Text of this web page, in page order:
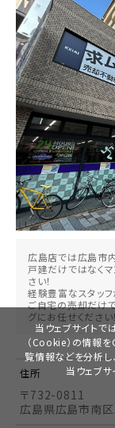
無
資料請求 見
広島店では広島市
戸建だけではなく
さい！
経験豊富なスタッフ
ご自宅の売却だけ
グにお任せください！
住所
〒732-0811
広島県広島市南
当ウェブサイトで
（Cookie）の情報
覧情報などを分析し
当ウェブサ